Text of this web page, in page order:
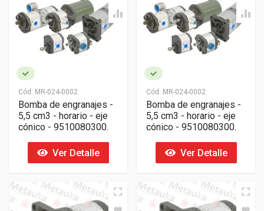
Cód: MR-024-0002
Bomba de engranajes -
5,5 cm3 - horario - eje
cónico - 9510080300.
Ver Detalle
Cód: MR-024-0002
Bomba de engranajes -
5,5 cm3 - horario - eje
cónico - 9510080300.
Ver Detalle